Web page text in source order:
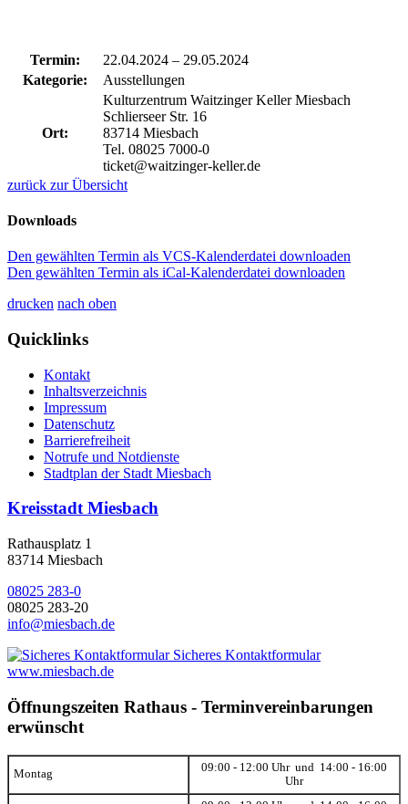
Termin: 22.04.2024 – 29.05.2024
Kategorie:
Ausstellungen
Ort:
Kulturzentrum Waitzinger Keller Miesbach
Schlierseer Str. 16
83714 Miesbach
Tel. 08025 7000-0
ticket@waitzinger-keller.de
zurück zur Übersicht
Downloads
Den gewählten Termin als VCS-Kalenderdatei downloaden
Den gewählten Termin als iCal-Kalenderdatei downloaden
drucken nach oben
Quicklinks
Kontakt
Inhaltsverzeichnis
Impressum
Datenschutz
Barrierefreiheit
Notrufe und Notdienste
Stadtplan der Stadt Miesbach
Kreisstadt Miesbach
Rathausplatz 1
83714 Miesbach
08025 283-0
08025 283-20
info@miesbach.de
Sicheres Kontaktformular
www.miesbach.de
Öffnungszeiten Rathaus - Terminvereinbarungen
erwünscht
Montag
09:00 - 12:00 Uhr und 14:00 - 16:00
Uhr